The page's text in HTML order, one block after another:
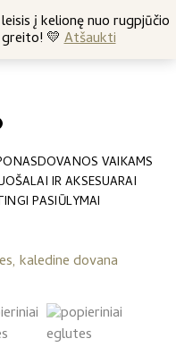
į kelionę nuo rugpjūčio
greito! 💛Atšaukti
Eur +370 682 57369
DOVANOS VAIKAMS
IR AKSESUARAI
PASIŪLYMAI